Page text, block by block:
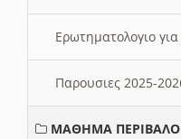
Ερωτηματολογιο
Παρουσιες 2025-
ΜΑΘΗΜΑ